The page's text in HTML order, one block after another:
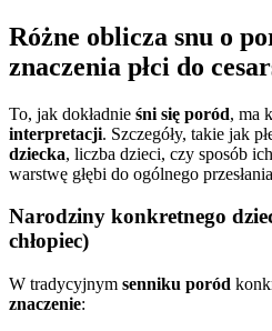
Różne oblicza snu o
znaczenia płci do
To, jak dokładnie śni się poród, ma
interpretacji. Szczegóły, takie jak
dziecka, liczba dzieci, czy sposób
warstwę głębi do ogólnego
Narodziny konkretnego
chłopiec)
W tradycyjnym senniku poród
znaczenie: